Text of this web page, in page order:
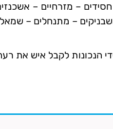
– מזרחיים –
– מתנחלים –
הנכונות לקבל איש את